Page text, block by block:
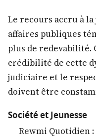
Le recours accru à
affaires publiques
plus de redevabilité.
crédibilité de cette
judiciaire et le
doivent être
Société et Jeunesse
Rewmi Quotidien